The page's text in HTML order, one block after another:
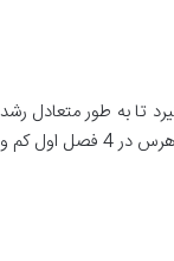
به طور متعادل
کرد. برای موفقیت این رویکرد،